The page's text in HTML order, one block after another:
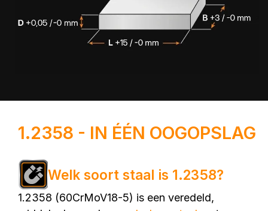
1.2358 - IN ÉÉN OOGOPSLAG
Welk soort staal is 1.2358?
1.2358 (60CrMoV18-5) is een veredeld,